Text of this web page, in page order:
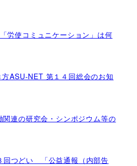
労使コミュニケーション」は何
ASU-NET 第１４回総会のお知
連の研究会・シンポジウム等の
回つどい 「公益通報（内部告